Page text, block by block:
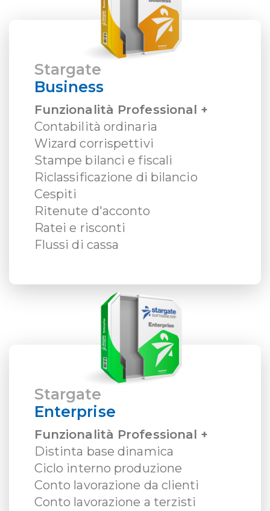
Stargate
Business
Funzionalità Professional +
Contabilità ordinaria
Wizard corrispettivi
Stampe bilanci e fiscali
Riclassificazione di bilancio
Cespiti
Ritenute d'acconto
Ratei e risconti
Flussi di cassa
Stargate
Enterprise
Funzionalità Professional +
Distinta base dinamica
Ciclo interno produzione
Conto lavorazione da clienti
Conto lavorazione a terzisti